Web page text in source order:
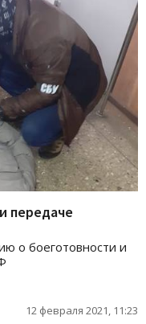
передаче
о боеготовности и
12 февраля 2021, 11:23